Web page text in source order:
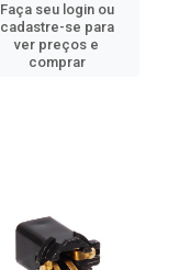
Faça seu login ou
cadastre-se para
ver preços e
comprar